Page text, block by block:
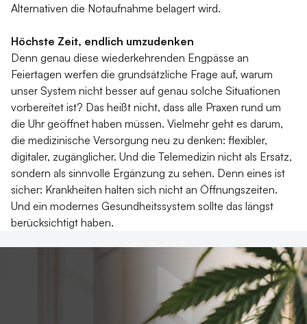
Alternativen die Notaufnahme belagert wird.
Höchste Zeit, endlich umzudenken
Denn genau diese wiederkehrenden Engpässe an
Feiertagen werfen die grundsätzliche Frage auf, warum
unser System nicht besser auf genau solche Situationen
vorbereitet ist? Das heißt nicht, dass alle Praxen rund um
die Uhr geöffnet haben müssen. Vielmehr geht es darum,
die medizinische Versorgung neu zu denken: flexibler,
digitaler, zugänglicher. Und die Telemedizin nicht als Ersatz,
sondern als sinnvolle Ergänzung zu sehen. Denn eines ist
sicher: Krankheiten halten sich nicht an Öffnungszeiten.
Und ein modernes Gesundheitssystem sollte das längst
berücksichtigt haben.